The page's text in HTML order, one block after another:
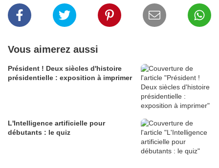
Vous aimerez aussi
Président ! Deux siècles d'histoire
présidentielle : exposition à imprimer
L'Intelligence artificielle pour
débutants : le quiz